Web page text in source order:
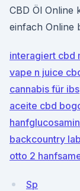
CBD Öl Online
einfach Online
interagiert cbd
vape n juice
cannabis für ibs
aceite cbd
backcountry
otto 2
Sp